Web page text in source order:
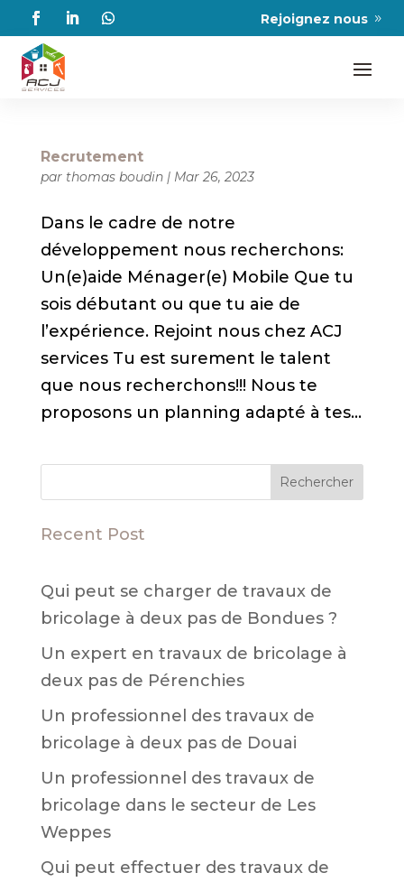
Rejoignez nous
Recrutement
par thomas boudin| Mar 26, 2023
Dans le cadre de notre
développement nous recherchons:
Un(e)aide Ménager(e) Mobile Que tu
sois débutant ou que tu aie de
l’expérience. Rejoint nous chez ACJ
services Tu est surement le talent
que nous recherchons!!! Nous te
proposons un planning adapté à tes...
Rechercher
Recent Post
Qui peut se charger de travaux de
bricolage à deux pas de Bondues ?
Un expert en travaux de bricolage à
deux pas de Pérenchies
Un professionnel des travaux de
bricolage à deux pas de Douai
Un professionnel des travaux de
bricolage dans le secteur de Les
Weppes
Qui peut effectuer des travaux de